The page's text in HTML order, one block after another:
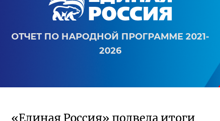
ОТЧЕТ ПО НАРОДНОЙ ПРОГРАММЕ 2021-
2026
«Единая Россия» подвела итоги